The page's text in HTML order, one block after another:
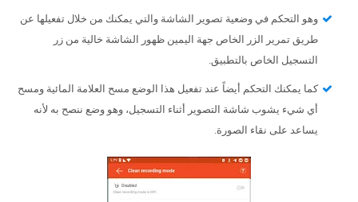
وهو التحكم في وضعية تصوير الشاشة والتي يمكنك من خلال تفعيلها عن
طريق تمرير الزر الخاص جهة اليمين ظهور الشاشة خالية من زر
التسجيل الخاص بالتطبيق.
كما يمكنك التحكم أيضاً عند تفعيل هذا الوضع مسح العلامة المائية ومسح
أي شيء يشوب شاشة التصوير أثناء التسجيل، وهو وضع ننصح به لأنه
يساعد على نقاء الصورة.